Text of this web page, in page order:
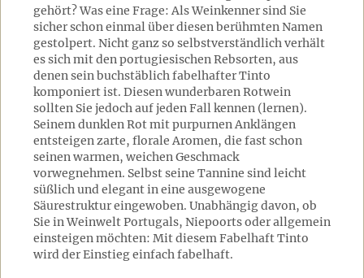
gehört? Was eine Frage: Als Weinkenner sind Sie
sicher schon einmal über diesen berühmten Namen
gestolpert. Nicht ganz so selbstverständlich verhält
es sich mit den portugiesischen Rebsorten, aus
denen sein buchstäblich fabelhafter Tinto
komponiert ist. Diesen wunderbaren Rotwein
sollten Sie jedoch auf jeden Fall kennen (lernen).
Seinem dunklen Rot mit purpurnen Anklängen
entsteigen zarte, florale Aromen, die fast schon
seinen warmen, weichen Geschmack
vorwegnehmen. Selbst seine Tannine sind leicht
süßlich und elegant in eine ausgewogene
Säurestruktur eingewoben. Unabhängig davon, ob
Sie in Weinwelt Portugals, Niepoorts oder allgemein
einsteigen möchten: Mit diesem Fabelhaft Tinto
wird der Einstieg einfach fabelhaft.